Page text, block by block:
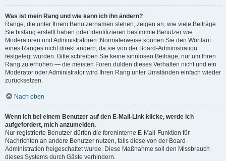
Was ist mein Rang und wie kann ich ihn ändern?
Ränge, die unter Ihrem Benutzernamen stehen, zeigen an, wie viele Beiträge
Sie bislang erstellt haben oder identifizieren bestimmte Benutzer wie
Moderatoren und Administratoren. Normalerweise können Sie den Wortlaut
eines Ranges nicht direkt ändern, da sie von der Board-Administration
festgelegt wurden. Bitte schreiben Sie keine sinnlosen Beiträge, nur um Ihren
Rang zu erhöhen — die meisten Foren dulden dieses Verhalten nicht und ein
Moderator oder Administrator wird Ihren Rang unter Umständen einfach wieder
zurücksetzen.
Nach oben
Wenn ich bei einem Benutzer auf den E-Mail-Link klicke, werde ich
aufgefordert, mich anzumelden.
Nur registrierte Benutzer dürfen die foreninterne E-Mail-Funktion für
Nachrichten an andere Benutzer nutzen, falls diese von der Board-
Administration freigeschaltet wurde. Diese Maßnahme soll den Missbrauch
dieses Systems durch Gäste verhindern.